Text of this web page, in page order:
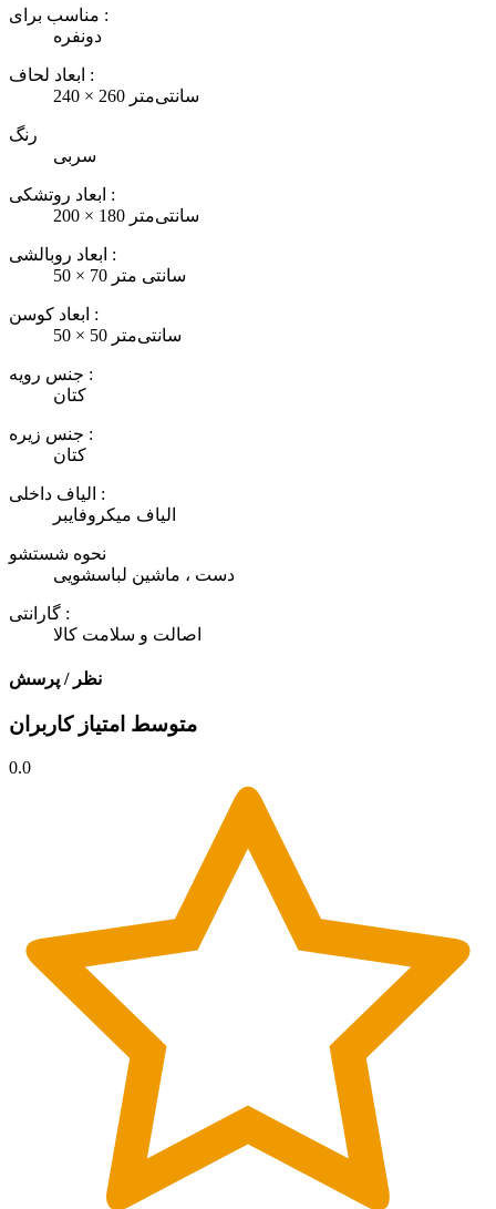
مناسب برای :
دونفره
ابعاد لحاف :
240 × 260 سانتی‌متر
رنگ
سربی
ابعاد روتشکی :
200 × 180 سانتی‌متر
ابعاد روبالشی :
50 × 70 سانتی متر
ابعاد کوسن :
50 × 50 سانتی‌متر
جنس رویه :
کتان
جنس زیره :
کتان
الیاف داخلی :
الیاف میکروفایبر
نحوه شستشو
دست ، ماشین لباسشویی
گارانتی :
اصالت و سلامت کالا
نظر / پرسش
متوسط امتیاز کاربران
0.0